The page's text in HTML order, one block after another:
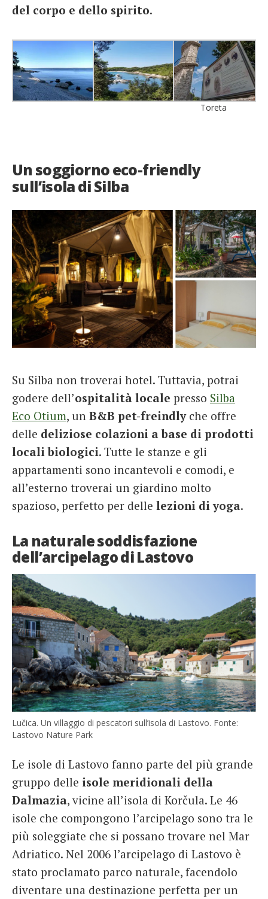
del corpo e dello spirito.
Toreta
Un soggiorno eco-friendly
sull’isola di Silba
Su Silba non troverai hotel. Tuttavia, potrai
godere dell’ospitalità locale presso Silba
Eco Otium, un B&B pet-freindlyche offre
delle deliziose colazioni a base di prodotti
locali biologici. Tutte le stanze e gli
appartamenti sono incantevoli e comodi, e
all’esterno troverai un giardino molto
spazioso, perfetto per delle lezioni di yoga.
La naturale soddisfazione
dell’arcipelago di Lastovo
Lučica. Un villaggio di pescatori sull’isola di Lastovo. Fonte:
Lastovo Nature Park
Le isole di Lastovo fanno parte del più grande
gruppo delle isole meridionali della
Dalmazia, vicine all’isola di Korčula. Le 46
isole che compongono l’arcipelago sono tra le
più soleggiate che si possano trovare nel Mar
Adriatico. Nel 2006 l’arcipelago di Lastovo è
stato proclamato parco naturale, facendolo
diventare una destinazione perfetta per un